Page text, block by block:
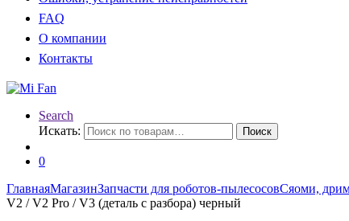
FAQ
О компании
Контакты
Search
Искать:
Поиск
0
ГлавнаяМагазинЗапчасти для роботов-пылесосовСяоми,
V2 / V2 Pro / V3 (деталь с разбора) черный